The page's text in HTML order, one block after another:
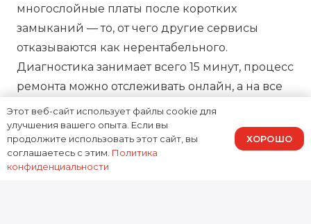
многослойные платы после коротких
замыканий — то, от чего другие сервисы
отказываются как нерентабельного.
Диагностика занимает всего 15 минут, процесс
ремонта можно отслеживать онлайн, а на все
работы предоставляем зафиксированную в
договоре гарантию, подтверждая нашу
ответственность за результат.
Этот веб-сайт использует файлы cookie для
улучшения вашего опыта. Если вы
продолжите использовать этот сайт, вы
соглашаетесь с этим. Политика
конфиденциальности
ХОРОШО